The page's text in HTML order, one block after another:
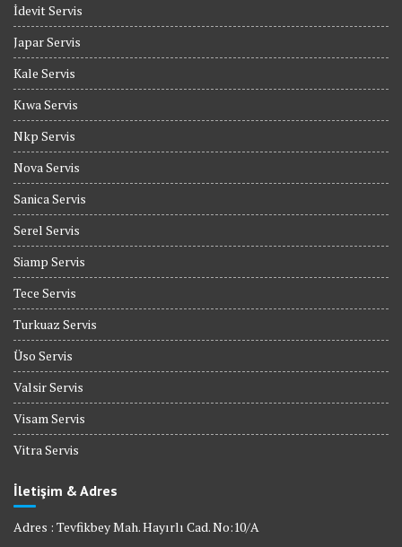
İdevit Servis
Japar Servis
Kale Servis
Kıwa Servis
Nkp Servis
Nova Servis
Sanica Servis
Serel Servis
Siamp Servis
Tece Servis
Turkuaz Servis
Üso Servis
Valsir Servis
Visam Servis
Vitra Servis
İletişim & Adres
Adres : Tevfikbey Mah. Hayırlı Cad. No:10/A